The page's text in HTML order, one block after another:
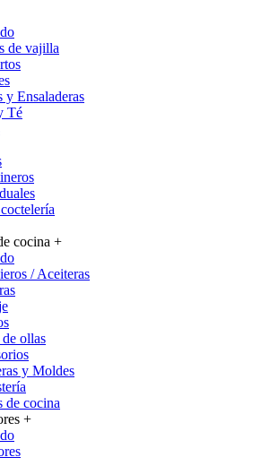
de vajilla
y Ensaladeras
Té
cocina +
/ Aceiteras
ollas
y Moldes
de cocina
+